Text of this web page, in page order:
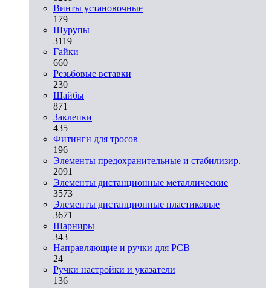
Винты установочные
179
Шурупы
3119
Гайки
660
Резьбовые вставки
230
Шайбы
871
Заклепки
435
Фитинги для тросов
196
Элементы предохранительные и стабилизир.
2091
Элементы дистанционные металлические
3573
Элементы дистанционные пластиковые
3671
Шарниры
343
Направляющие и ручки для PCB
24
Ручки настройки и указатели
136